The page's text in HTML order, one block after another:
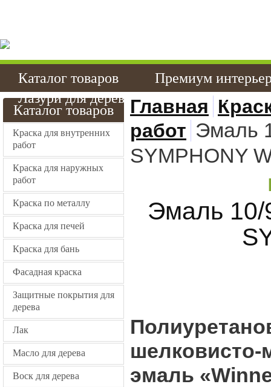
Каталог товаров
Премиум
Лазури для дерева
Стойкие эмали
Каталог товаров
Краска для внутренних
работ
Краска для наружных
работ
Краска по металлу
Краска для печей
Краска для бань
Фасадная краска
Защитные покрытия для
дерева
Лак
Масло для дерева
Воск для дерева
Главная
работ Эмаль
SYMPHONY
Эмаль 10/
шелковисто-
эмаль